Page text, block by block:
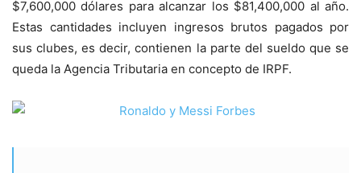
$7,600,000 dólares para alcanzar los $81,400,000 al año.
Estas cantidades incluyen ingresos brutos pagados por
sus clubes, es decir, contienen la parte del sueldo que se
queda la Agencia Tributaria en concepto de IRPF.